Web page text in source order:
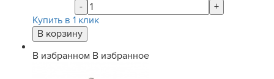
-
+
Купить в 1 клик
В избранном В избранное